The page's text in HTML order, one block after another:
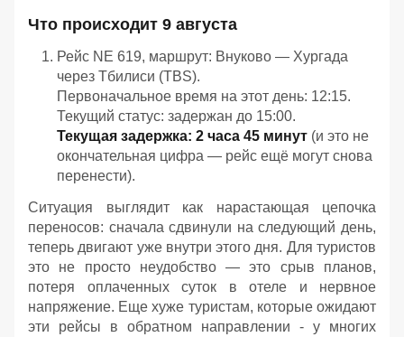
Что происходит 9 августа
Рейс NE 619, маршрут: Внуково — Хургада
через Тбилиси (TBS).
Первоначальное время на этот день: 12:15.
Текущий статус: задержан до 15:00.
Текущая задержка: 2 часа 45 минут (и это не
окончательная цифра — рейс ещё могут снова
перенести).
Ситуация выглядит как нарастающая цепочка
переносов: сначала сдвинули на следующий день,
теперь двигают уже внутри этого дня. Для туристов
это не просто неудобство — это срыв планов,
потеря оплаченных суток в отеле и нервное
напряжение. Еще хуже туристам, которые ожидают
эти рейсы в обратном направлении - у многих